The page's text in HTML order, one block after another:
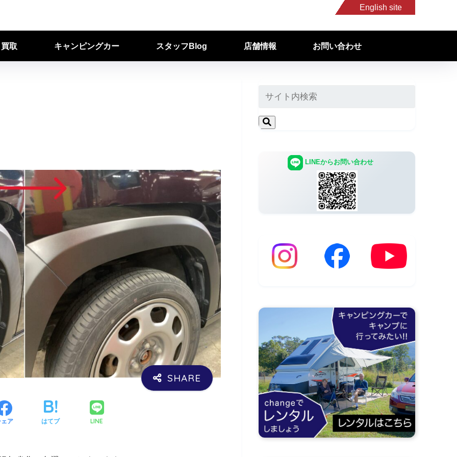
English site
取 キャンピングカー スタッフBlog 店舗情報 お問い合わせ
ア はてブ LINE
LINEからお問い合わせ